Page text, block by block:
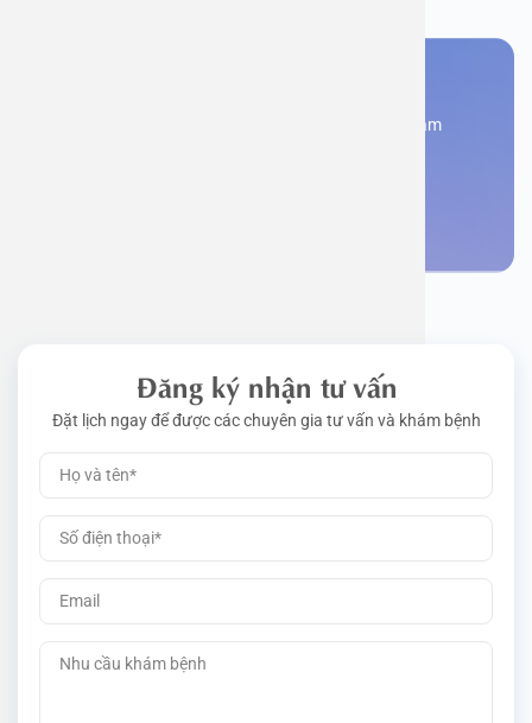
Đăng kí ngay để được các chuyên gia tư vấn và khám
Đăng ký nhận tư vấn
Đặt lịch ngay để được các chuyên gia tư vấn và khám bệnh